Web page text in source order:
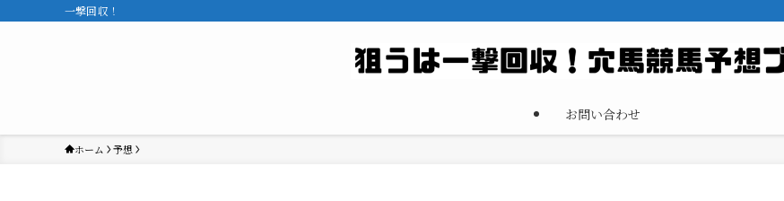
一撃回収！
お問い合わせ
ホーム 予想